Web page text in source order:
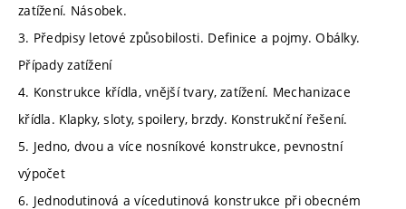
zatížení. Násobek.
3. Předpisy letové způsobilosti. Definice a pojmy. Obálky.
Případy zatížení
4. Konstrukce křídla, vnější tvary, zatížení. Mechanizace
křídla. Klapky, sloty, spoilery, brzdy. Konstrukční řešení.
5. Jedno, dvou a více nosníkové konstrukce, pevnostní
výpočet
6. Jednodutinová a vícedutinová konstrukce při obecném